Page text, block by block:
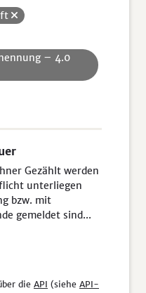
– 4.0
Gezählt werden
unterliegen
bzw. mit
gemeldet sind...
die API (siehe API-